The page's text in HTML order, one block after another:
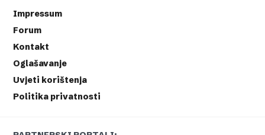
Impressum
Forum
Kontakt
Oglašavanje
Uvjeti korištenja
Politika privatnosti